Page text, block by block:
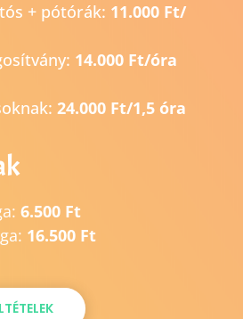
+ pótórák: 11.000 Ft/
14.000 Ft/óra
24.000 Ft/1,5 óra
6.500 Ft
16.500 Ft